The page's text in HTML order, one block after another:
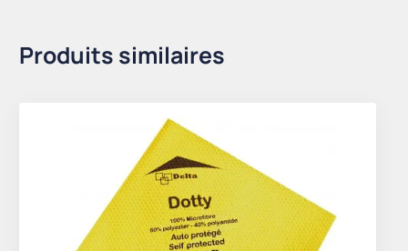
Produits similaires